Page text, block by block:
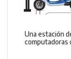
Una estación
computadoras